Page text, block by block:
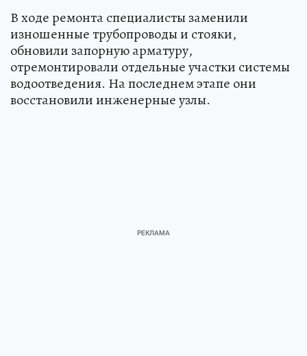
В ходе ремонта специалисты заменили
изношенные трубопроводы и стояки,
обновили запорную арматуру,
отремонтировали отдельные участки системы
водоотведения. На последнем этапе они
восстановили инженерные узлы.